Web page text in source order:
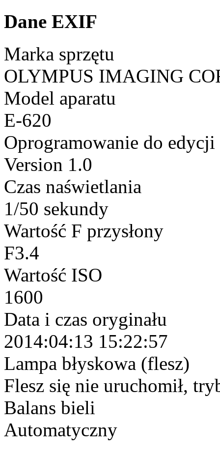
Dane EXIF
Marka sprzętu
OLYMPUS IMAGING
Model aparatu
E-620
Oprogramowanie do edycji
Version 1.0
Czas naświetlania
1/50 sekundy
Wartość F przysłony
F3.4
Wartość ISO
1600
Data i czas oryginału
2014:04:13 15:22:57
Lampa błyskowa (flesz)
Flesz się nie uruchomił,
Balans bieli
Automatyczny